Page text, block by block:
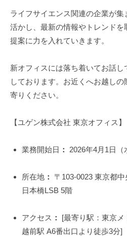
e
n
ライフサイエンス関連の企業が
活かし、最新の情報やトレンド
提案に力を入れていきます。
新オフィスには落ち着いてお話
しております。お近くへお越し
寄りください。
【ユゲン株式会社 東京オフィス】
業務開始日 ： 2026年4月1日（
所在地：
〒103-0023 東京都
日本橋LSB 5階
アクセス ：
[最寄り駅：東京
越前駅 A6番出口より徒歩3分]